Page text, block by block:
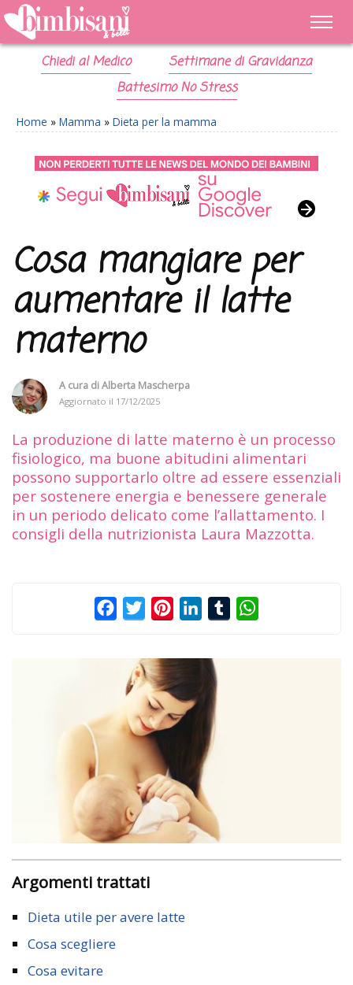
Chiedi al Medico
Settimane di Gravidanza
Battesimo No Stress
Home » Mamma » Dieta per la mamma
Cosa mangiare per
aumentare il latte
materno
A cura diAlberta Mascherpa
Aggiornato il 17/12/2025
La produzione di latte materno è un processo
fisiologico, ma buone abitudini alimentari
possono supportarlo oltre ad essere essenziali
per sostenere energia e benessere generale
in un periodo delicato come l’allattamento. I
consigli della nutrizionista Laura Mazzotta.
FacebookTwitterPinterestLinkedInTumblr
Argomenti trattati
Dieta utile per avere latte
Cosa scegliere
Cosa evitare